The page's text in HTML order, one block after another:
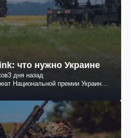
что нужно Украине
3 дня назад
Национальной премии Украины